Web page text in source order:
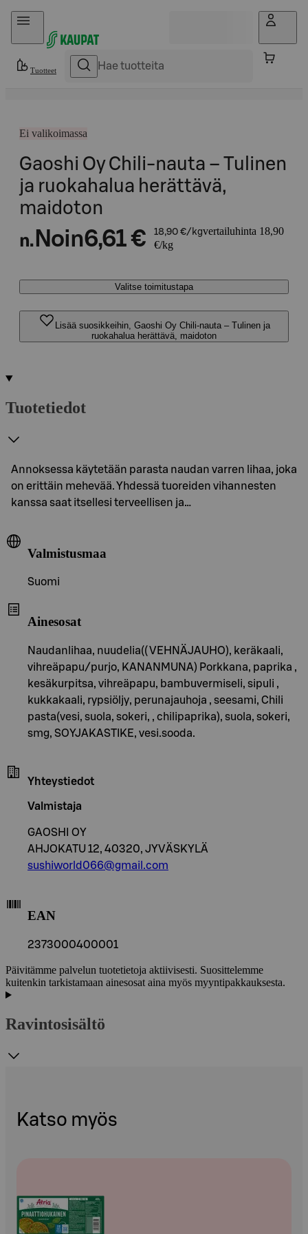
Hyppää sisältöön
Tuotteet
Ei valikoimassa
Gaoshi Oy Chili-nauta – Tulinen
ja ruokahalua herättävä,
maidoton
n. Noin6,61 € 18,90 €/kgvertailuhinta 18,90
€/kg
Valitse toimitustapa
Lisää suosikkeihin, Gaoshi Oy Chili-nauta – Tulinen ja
ruokahalua herättävä, maidoton
Tuotetiedot
Annoksessa käytetään parasta naudan varren lihaa, joka
on erittäin mehevää. Yhdessä tuoreiden vihannesten
kanssa saat itsellesi terveellisen ja…
Valmistusmaa
Suomi
Ainesosat
Naudanlihaa, nuudelia(( VEHNÄJAUHO), keräkaali,
vihreäpapu/purjo, KANANMUNA) Porkkana, paprika ,
kesäkurpitsa, vihreäpapu, bambuvermiseli, sipuli ,
kukkakaali, rypsiöljy, perunajauhoja , seesami, Chili
pasta(vesi, suola, sokeri, , chilipaprika), suola, sokeri,
smg, SOYJAKASTIKE, vesi.sooda.
Yhteystiedot
Valmistaja
GAOSHI OY
AHJOKATU 12, 40320, JYVÄSKYLÄ
sushiworld066@gmail.com
EAN
2373000400001
Päivitämme palvelun tuotetietoja aktiivisesti. Suosittelemme
kuitenkin tarkistamaan ainesosat aina myös myyntipakkauksesta.
Ravintosisältö
Katso myös